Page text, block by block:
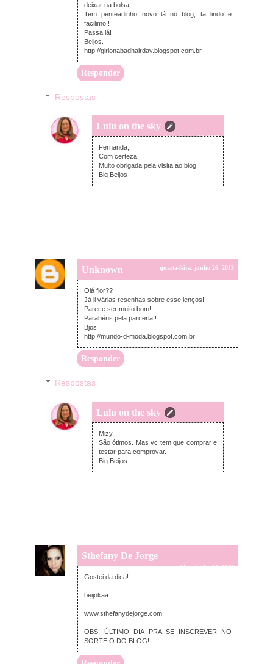
deixar na bolsa!!
Tem penteadinho novo lá no blog, ta lindo e
facilimo!!
Passa lá!
Beijos.
http://girlonabadhairday.blogspot.com.br
Responder
Respostas
Lulu on the sky
quarta-feira, junho 26, 2013
Fernanda,
Com certeza.
Muito obrigada pela visita ao blog.
Big Beijos
Unknown quarta-feira, junho 26, 2013
Olá flor??
Já li várias resenhas sobre esse lenços!!
Parece ser muito bom!!
Parabéns pela parceria!!
Bjos
http://mundo-d-moda.blogspot.com.br
Responder
Respostas
Lulu on the sky
quarta-feira, junho 26, 2013
Mizy,
São ótimos. Mas vc tem que comprar e
testar para comprovar.
Big Beijos
Sthefany De Jorge
quarta-feira, junho 26, 2013
Gostei da dica!
beijokaa
www.sthefanydejorge.com
OBS: ÚLTIMO DIA PRA SE INSCREVER NO
SORTEIO DO BLOG!